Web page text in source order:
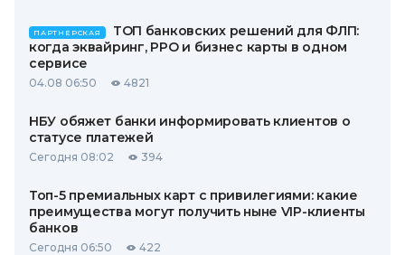
ПАРТНЕРСКАЯ
ТОП банковских решений для ФЛП:
когда эквайринг, РРО и бизнес карты в одном
сервисе
04.08 06:50 4821
НБУ обяжет банки информировать клиентов о
статусе платежей
Сегодня 08:02 394
Топ-5 премиальных карт с привилегиями: какие
преимущества могут получить ныне VIP-клиенты
банков
Сегодня 06:50 422